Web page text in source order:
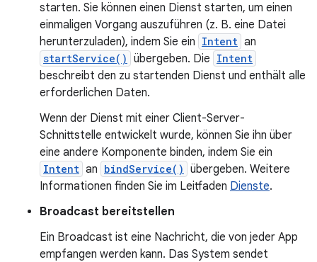
starten. Sie können einen Dienst starten, um einen
einmaligen Vorgang auszuführen (z. B. eine Datei
herunterzuladen), indem Sie ein Intent an
startService() übergeben. Die Intent
beschreibt den zu startenden Dienst und enthält alle
erforderlichen Daten.
Wenn der Dienst mit einer Client-Server-
Schnittstelle entwickelt wurde, können Sie ihn über
eine andere Komponente binden, indem Sie ein
Intent an bindService() übergeben. Weitere
Informationen finden Sie im Leitfaden Dienste.
Broadcast bereitstellen
Ein Broadcast ist eine Nachricht, die von jeder App
empfangen werden kann. Das System sendet